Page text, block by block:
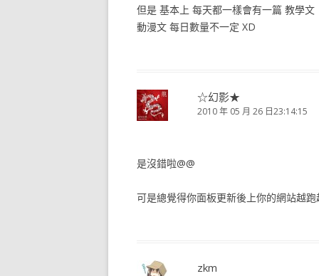
但是 基本上 每天都一樣會有一篇 教學文
動漫文 每日數量不一定 XD
☆幻影★
2010 年 05 月 26 日23:14:15
是沒錯啦@@
可是總覺得你面板更新後上你的網站越
zkm